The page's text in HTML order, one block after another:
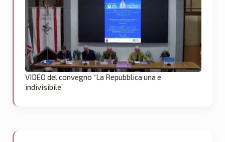
VIDEO del convegno “La Repubblica una e
indivisibile”